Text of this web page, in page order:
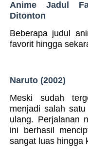
Anime Jadul
Ditonton
Beberapa judul
favorit hingga
Naruto (2002)
Meski sudah
menjadi salah
ulang. Perjalanan
ini berhasil
sangat luas hingga